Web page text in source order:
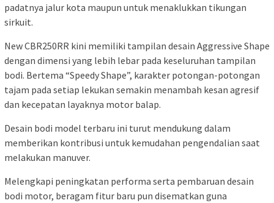
padatnya jalur kota maupun untuk menaklukkan tikungan
sirkuit.
New CBR250RR kini memiliki tampilan desain Aggressive Shape
dengan dimensi yang lebih lebar pada keseluruhan tampilan
bodi. Bertema “Speedy Shape”, karakter potongan-potongan
tajam pada setiap lekukan semakin menambah kesan agresif
dan kecepatan layaknya motor balap.
Desain bodi model terbaru ini turut mendukung dalam
memberikan kontribusi untuk kemudahan pengendalian saat
melakukan manuver.
Melengkapi peningkatan performa serta pembaruan desain
bodi motor, beragam fitur baru pun disematkan guna